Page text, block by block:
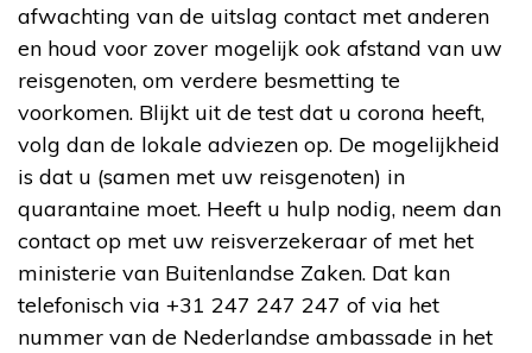
afwachting van de uitslag contact met anderen
en houd voor zover mogelijk ook afstand van uw
reisgenoten, om verdere besmetting te
voorkomen. Blijkt uit de test dat u corona heeft,
volg dan de lokale adviezen op. De mogelijkheid
is dat u (samen met uw reisgenoten) in
quarantaine moet. Heeft u hulp nodig, neem dan
contact op met uw reisverzekeraar of met het
ministerie van Buitenlandse Zaken. Dat kan
telefonisch via +31 247 247 247 of via het
nummer van de Nederlandse ambassade in het